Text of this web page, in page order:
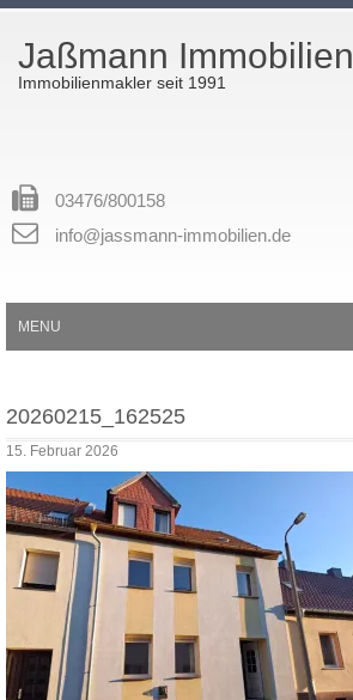
Jaßmann Immobilien
Immobilienmakler seit 1991
03476/800158
info@jassmann-immobilien.de
MENU
20260215_162525
15. Februar 2026